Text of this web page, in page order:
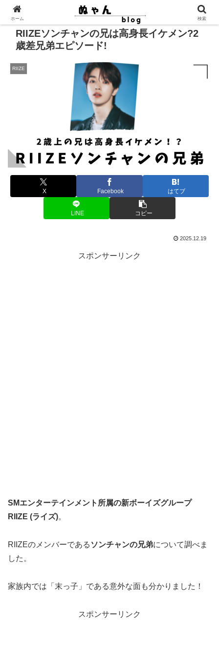
RIIZEソンチャンの兄は高身長イケメン?2
歳差兄弟エピソード!
RIIZE
X Facebook はてブ
LINE コピー
2025.12.19
スポンサーリンク
SMエンターテインメント所属の新ボーイズグループ
RIIZE (ライズ)。
RIIZEのメンバーである ソンチャンの兄弟について調べま
した。
家族内では「末っ子」である意外な面も分かりました！
スポンサーリンク
ホーム 検索